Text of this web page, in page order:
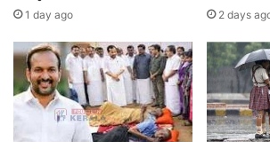
1 day ago 2 days